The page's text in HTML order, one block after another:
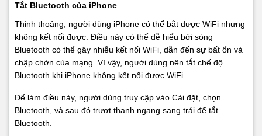
Tắt Bluetooth của iPhone
Thỉnh thoảng, người dùng iPhone có thể bắt được WiFi nhưng
không kết nối được. Điều này có thể dễ hiểu bởi sóng
Bluetooth có thể gây nhiễu kết nối WiFi, dẫn đến sự bất ổn và
chập chờn của mạng. Vì vậy, người dùng nên tắt chế độ
Bluetooth khi iPhone không kết nối được WiFi.
Để làm điều này, người dùng truy cập vào Cài đặt, chọn
Bluetooth, và sau đó trượt thanh ngang sang trái để tắt
Bluetooth.